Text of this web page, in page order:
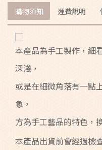
購物須知 運費說明
本產品為手工製作，細
深淺，
或是在細微角落有一點
象，
方為手工藝品的特色，
本產品出貨前會經過檢